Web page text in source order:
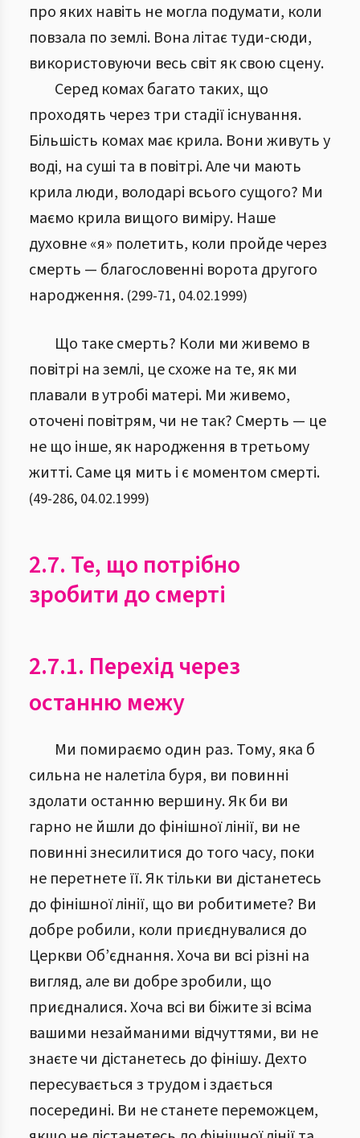
про яких навіть не могла подумати, коли
повзала по землі. Вона літає туди-сюди,
використовуючи весь світ як свою сцену.
Серед комах багато таких, що
проходять через три стадії існування.
Більшість комах має крила. Вони живуть у
воді, на суші та в повітрі. Але чи мають
крила люди, володарі всього сущого? Ми
маємо крила вищого виміру. Наше
духовне «я» полетить, коли пройде через
смерть — благословенні ворота другого
народження. (299-71, 04.02.1999)
Що таке смерть? Коли ми живемо в
повітрі на землі, це схоже на те, як ми
плавали в утробі матері. Ми живемо,
оточені повітрям, чи не так? Смерть — це
не що інше, як народження в третьому
житті. Саме ця мить і є моментом смерті.
(49-286, 04.02.1999)
2.7. Те, що потрібно
зробити до смерті
2.7.1. Перехід через
останню межу
Ми помираємо один раз. Тому, яка б
сильна не налетіла буря, ви повинні
здолати останню вершину. Як би ви
гарно не йшли до фінішної лінії, ви не
повинні знесилитися до того часу, поки
не перетнете її. Як тільки ви дістанетесь
до фінішної лінії, що ви робитимете? Ви
добре робили, коли приєднувалися до
Церкви Об’єднання. Хоча ви всі різні на
вигляд, але ви добре зробили, що
приєдналися. Хоча всі ви біжите зі всіма
вашими незайманими відчуттями, ви не
знаєте чи дістанетесь до фінішу. Дехто
пересувається з трудом і здається
посередині. Ви не станете переможцем,